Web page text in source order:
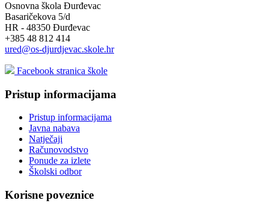
Osnovna škola Đurđevac
Basaričekova 5/d
HR - 48350 Đurđevac
+385 48 812 414
ured@os-djurdjevac.skole.hr
Facebook stranica škole
Pristup informacijama
Pristup informacijama
Javna nabava
Natječaji
Računovodstvo
Ponude za izlete
Školski odbor
Korisne poveznice